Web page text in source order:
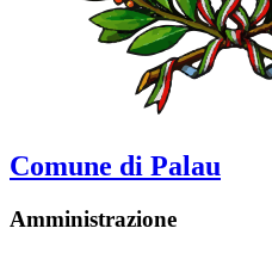
Comune di Palau
Amministrazione